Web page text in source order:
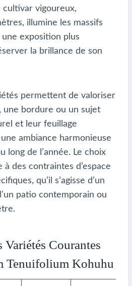
cultivar vigoureux,
illumine les massifs
exposition plus
la brillance de son
permettent de valoriser
une bordure ou un sujet
et leur feuillage
ambiance harmonieuse
long de l’année. Le choix
des contraintes d’espace
qu’il s’agisse d’un
patio contemporain ou
Courantes
Tenuifolium Kohuhu